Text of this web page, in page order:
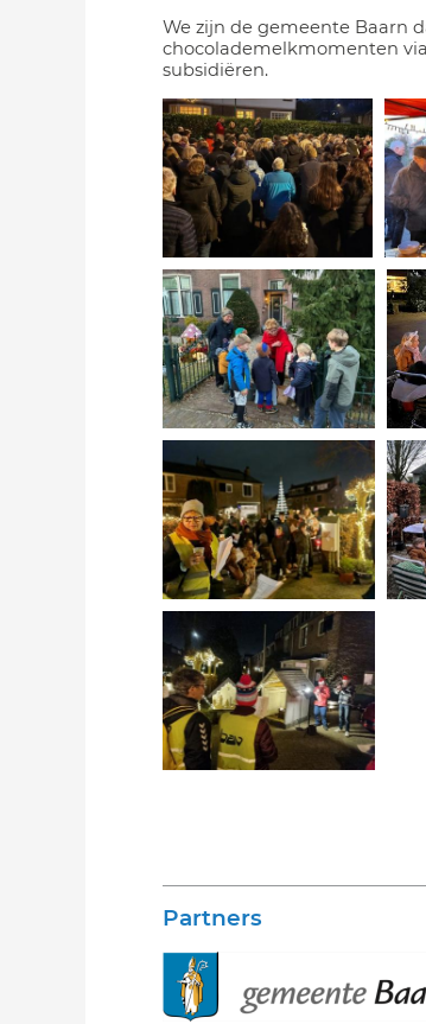
We zijn de gemeente Baarn
chocolademelkmomenten
subsidiëren.
Partners